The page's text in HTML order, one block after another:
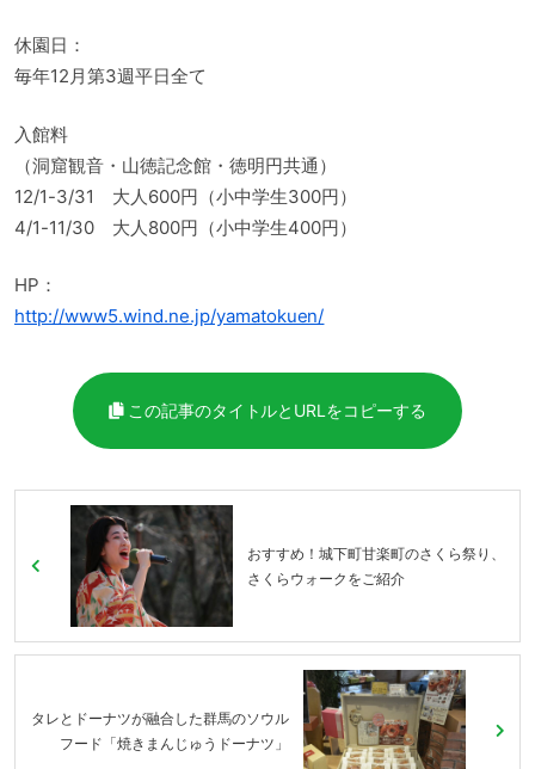
休園日：
毎年12月第3週平日全て
入館料
（洞窟観音・山徳記念館・徳明円共通）
12/1-3/31 大人600円（小中学生300円）
4/1-11/30 大人800円（小中学生400円）
HP：
http://www5.wind.ne.jp/yamatokuen/
この記事のタイトルとURLをコピーする
おすすめ！城下町甘楽町のさくら祭り、
さくらウォークをご紹介
タレとドーナツが融合した群馬のソウル
フード「焼きまんじゅうドーナツ」